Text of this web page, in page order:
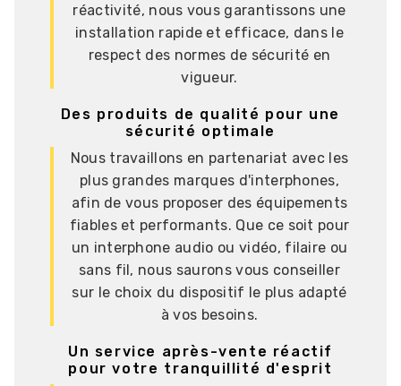
réactivité, nous vous garantissons une
installation rapide et efficace, dans le
respect des normes de sécurité en
vigueur.
Des produits de qualité pour une
sécurité optimale
Nous travaillons en partenariat avec les
plus grandes marques d'interphones,
afin de vous proposer des équipements
fiables et performants. Que ce soit pour
un interphone audio ou vidéo, filaire ou
sans fil, nous saurons vous conseiller
sur le choix du dispositif le plus adapté
à vos besoins.
Un service après-vente réactif
pour votre tranquillité d'esprit